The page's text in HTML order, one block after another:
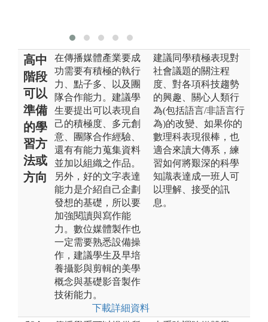
高中
階段
可以
準備
的學
習方
法或
方向
在傳播媒體產業要成
功需要有積極的執行
力、點子多、以及團
隊合作能力。建議學
生要提出可以表現自
己的積極度、多元創
意、團隊合作經驗、
還有有能力蒐集資料
並加以組織之作品。
另外，好的文字表達
能力是介紹自己企劃
發想的基礎，所以要
加強閱讀與寫作能
力。數位媒體製作也
一定需要熟悉設備操
作，建議學生及早培
養攝影與剪輯的美學
概念與基礎影音製作
技術能力。
下載詳細資料
建議同學積極表現對
社會議題的關注程
度、對各項科技趨勢
的興趣、關心人類行
為(包括語言/非語言行
為)的改變、如果你的
數理科表現很棒，也
適合來讀大傳系，練
習如何將艱深的科學
知識表達成一班人可
以理解、接受的訊
息。